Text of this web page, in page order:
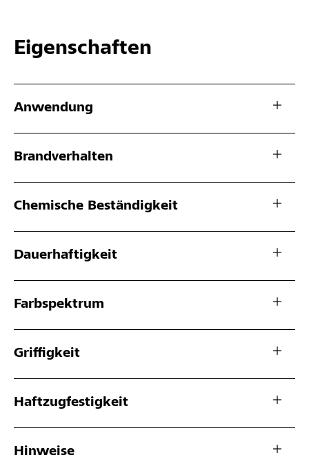
Eigenschaften
Anwendung
Brandverhalten
Chemische Beständigkeit
Dauerhaftigkeit
Farbspektrum
Griffigkeit
Haftzugfestigkeit
Hinweise